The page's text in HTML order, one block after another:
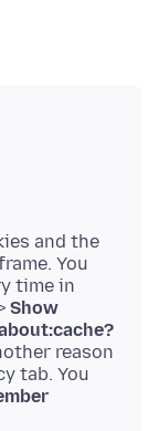
and the
You
time in
Show
reason
tab. You